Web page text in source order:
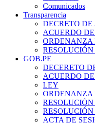
Comunicados
Transparencia
DECRETO
ACUERDO
ORDENANZA
GOB.PE
DECERETO
ACUERDO
LEY
ORDENANZA
ACTA DE